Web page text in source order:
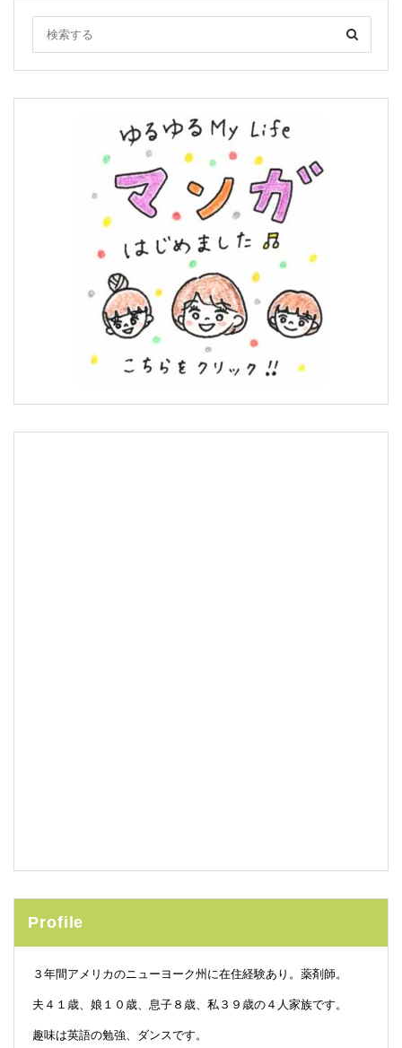
Profile
３年間アメリカのニューヨーク州に在住経験あり。薬剤師。
夫４１歳、娘１０歳、息子８歳、私３９歳の４人家族です。
趣味は英語の勉強、ダンスです。